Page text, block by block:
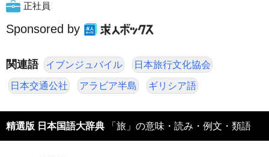
正社員
Sponsored by
関連語 イブンジュバイル 日本旅行文化協会
日本交通公社 アラビア半島 ギリシア語
精選版 日本国語大辞典 「旅」の意味・読み・例文・類語